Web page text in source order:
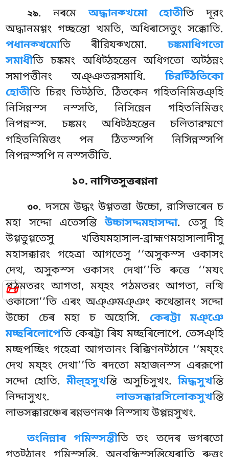
📜
২৯. নৰমেঅদ্ধানক্খমো হোতীতি দূরং
অদ্ধানমগ্গং গচ্ছন্তো খমতি, অধিৰাসেতুং সক্কোতি.
পধানক্খমোতি ৰীরিযক্খমো.চঙ্কমাধিগতো
সমাধীতি চঙ্কমং অধিট্ঠহন্তেন অধিগতো অট্ঠন্নং
সমাপত্তীনং অঞ্ঞতরসমাধি.চিরট্ঠিতিকো
হোতীতি চিরং তিট্ঠতি. ঠিতকেন গহিতনিমিত্তঞ্হি
নিসিন্নস্স নস্সতি, নিসিন্নেন গহিতনিমিত্তং
নিপন্নস্স. চঙ্কমং অধিট্ঠহন্তেন চলিতারম্মণে
গহিতনিমিত্তং পন ঠিতস্সপি নিসিন্নস্সপি
নিপন্নস্সপি ন নস্সতীতি.
১০. নাগিতসুত্তৰণ্ণনা
৩০. দসমে উদ্ধং উগ্গতত্তা উচ্চো, রাসিভাৰেন চ
মহা সদ্দো এতেসন্তিউচ্চাসদ্দমহাসদ্দা. তেসু হি
উগ্গতুগ্গতেসু খত্তিযমহাসাল-ব্রাহ্মণমহাসালাদীসু
মহাসক্কারং গহেত্ৰাআগতেসু ‘‘অসুকস্স ওকাসং
দেথ, অসুকস্স ওকাসং দেথা’’তি ৰুত্তে ‘‘মযং
পঠমতরং আগতা, ময্হং পঠমতরং আগতা, নত্থি
ওকাসো’’তি এৰং অঞ্ঞমঞ্ঞং কথেন্তানং সদ্দো
উচ্চো চেৰ মহা চ অহোসি. কেৰট্টা মঞ্ঞে
মচ্ছৰিলোপেতি কেৰট্টা ৰিয মচ্ছৰিলোপে. তেসঞ্হি
মচ্ছপচ্ছিং গহেত্ৰা আগতানং ৰিক্কিণনট্ঠানে ‘‘ময্হং
দেথ ময্হং দেথা’’তি ৰদতো মহাজনস্স এৰরূপো
সদ্দো হোতি.মীল়্হসুখন্তি অসুচিসুখং.মিদ্ধসুখন্তি
নিদ্দাসুখং.লাভসক্কারসিলোকসুখন্তি
লাভসক্কারঞ্চেৰ ৰণ্ণভণনঞ্চ নিস্সায উপ্পন্নসুখং.
তংনিন্নাৰ গমিস্সন্তীতি তং তদেৰ ভগৰতো